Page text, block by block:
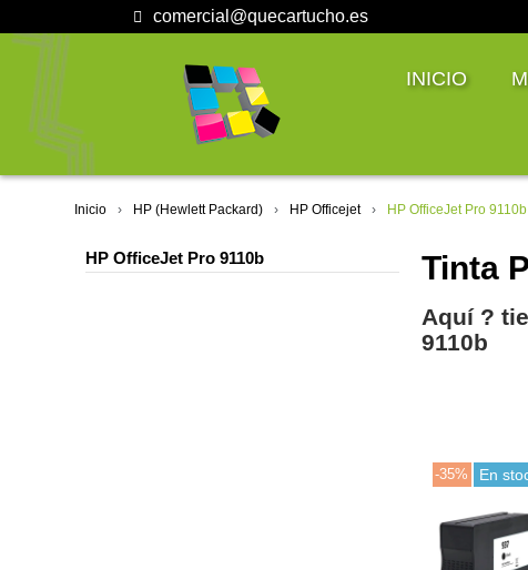
comercial@quecartucho.es
INICIO
Inicio HP (Hewlett Packard) HP Officejet HP OfficeJet Pro 9110b
HP OfficeJet Pro 9110b Tinta
Aquí ?
9110b
-35% En